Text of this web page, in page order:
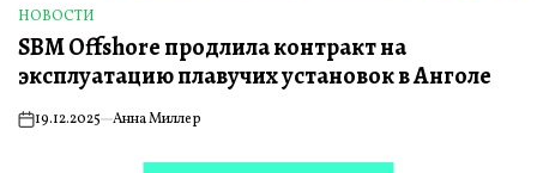
ОПУБЛИКОВАНО
В
НОВОСТИ
SBM Offshore продлила контракт на
эксплуатацию плавучих установок в Анголе
on19.12.2025 Анна Миллер